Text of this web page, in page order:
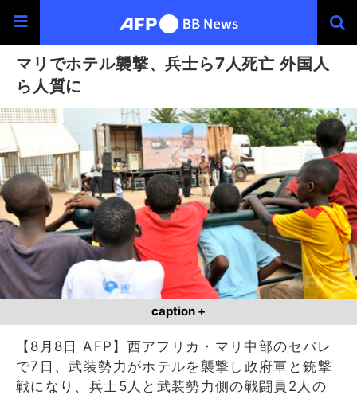
マリでホテル襲撃、兵士ら7人死亡 外国人
ら人質に
caption +
【8月8日 AFP】西アフリカ・マリ中部のセバレ
で7日、武装勢力がホテルを襲撃し政府軍と銃撃
戦になり、兵士5人と武装勢力側の戦闘員2人の